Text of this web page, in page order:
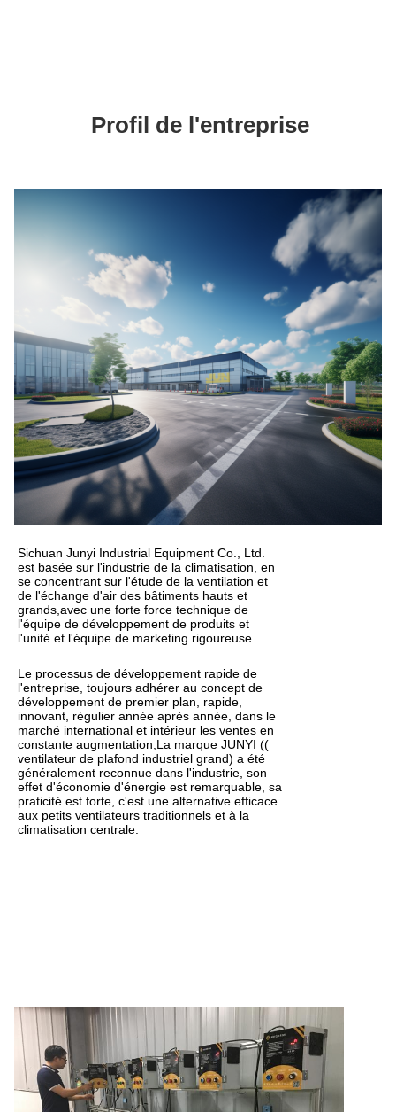
Profil de l'entreprise
Sichuan Junyi Industrial Equipment Co., Ltd.
est basée sur l'industrie de la climatisation, en
se concentrant sur l'étude de la ventilation et
de l'échange d'air des bâtiments hauts et
grands,avec une forte force technique de
l'équipe de développement de produits et
l'unité et l'équipe de marketing rigoureuse.
Le processus de développement rapide de
l'entreprise, toujours adhérer au concept de
développement de premier plan, rapide,
innovant, régulier année après année, dans le
marché international et intérieur les ventes en
constante augmentation,La marque JUNYI ((
ventilateur de plafond industriel grand) a été
généralement reconnue dans l'industrie, son
effet d'économie d'énergie est remarquable, sa
praticité est forte, c'est une alternative efficace
aux petits ventilateurs traditionnels et à la
climatisation centrale.